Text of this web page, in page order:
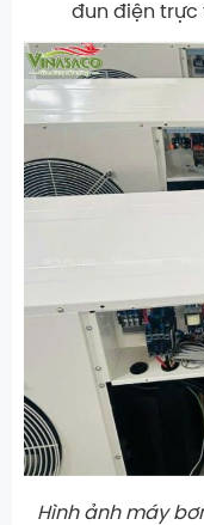
đun điện trực
Hình ảnh máy